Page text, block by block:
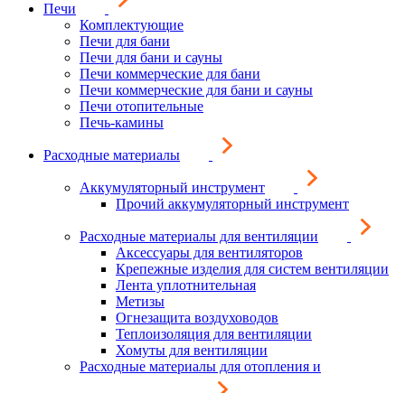
Печи
Комплектующие
Печи для бани
Печи для бани и сауны
Печи коммерческие для бани
Печи коммерческие для бани и сауны
Печи отопительные
Печь-камины
Расходные материалы
Аккумуляторный инструмент
Прочий аккумуляторный инструмент
Расходные материалы для вентиляции
Аксессуары для вентиляторов
Крепежные изделия для систем вентиляции
Лента уплотнительная
Метизы
Огнезащита воздуховодов
Теплоизоляция для вентиляции
Хомуты для вентиляции
Расходные материалы для отопления и